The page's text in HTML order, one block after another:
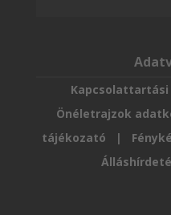
Önéletrajzok
tájékozató |